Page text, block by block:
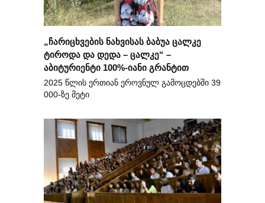
„ჩარიცხვების ნახვისას ბაბუა ცალკე
ტიროდა და დედა – ცალკე“ –
აბიტურიენტი 100%-იანი გრანტით
2025 წლის ერთიან ეროვნულ გამოცდებში 39
000-ზე მეტი